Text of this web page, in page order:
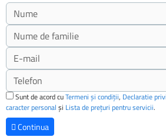
Sunt de acord cuTermeni și condiții, Declaratie
caracter personal și Lista de prețuri pentru servicii.
Continua